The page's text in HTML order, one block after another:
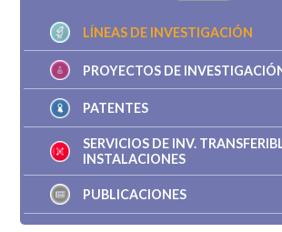
LÍNEAS DE INVESTIGACIÓN
PROYECTOS DE
PATENTES
SERVICIOS DE INV.
INSTALACIONES
PUBLICACIONES